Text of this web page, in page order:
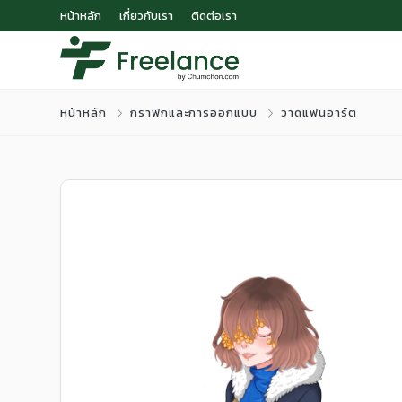
หน้าหลัก เกี่ยวกับเรา ติดต่อเรา
หน้าหลัก กราฟิกและการออกแบบ วาดแฟนอาร์ต